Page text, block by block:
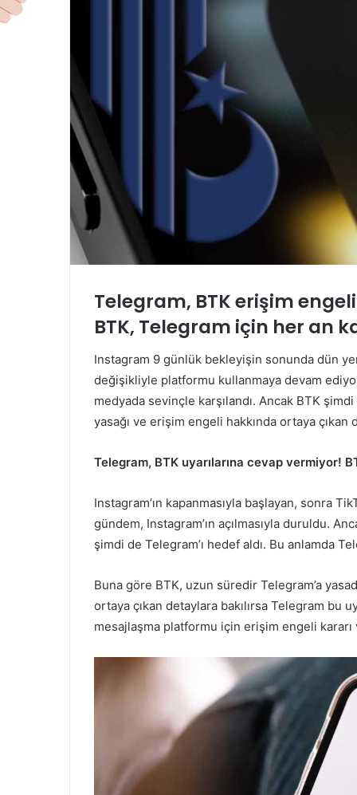
Telegram, BTK erişim
BTK, Telegram için her an
Instagram 9 günlük bekleyişin sonunda dün
değişikliyle platformu kullanmaya devam
medyada sevinçle karşılandı. Ancak BTK
yasağı ve erişim engeli hakkında ortaya çıkan
Telegram, BTK uyarılarına cevap vermiyor!
Instagram’ın kapanmasıyla başlayan, sonra
gündem, Instagram’ın açılmasıyla duruldu.
şimdi de Telegram’ı hedef aldı. Bu anlamda
Buna göre BTK, uzun süredir Telegram’a
ortaya çıkan detaylara bakılırsa Telegram bu
mesajlaşma platformu için erişim engeli